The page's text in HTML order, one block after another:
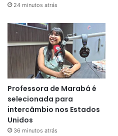
24 minutos atrás
Professora de Marabá é
selecionada para
intercâmbio nos Estados
Unidos
36 minutos atrás